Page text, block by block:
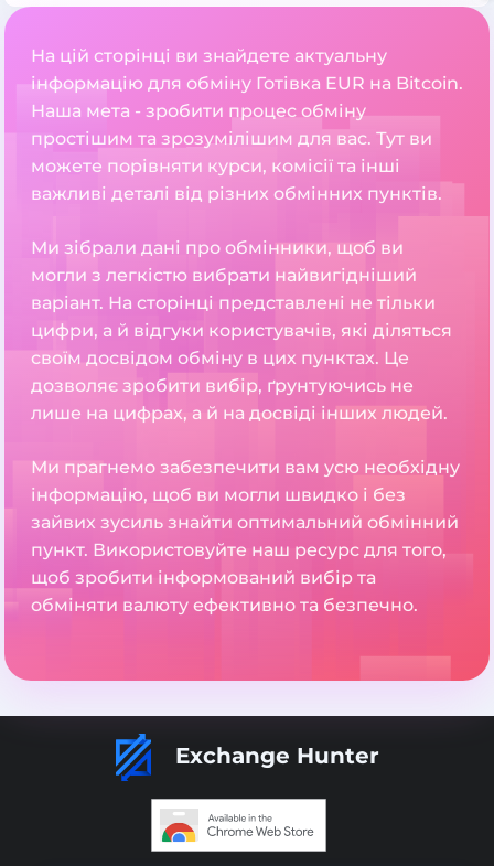
На цій сторінці ви знайдете актуальну
інформацію для обміну Готівка EUR на Bitcoin.
Наша мета - зробити процес обміну
простішим та зрозумілішим для вас. Тут ви
можете порівняти курси, комісії та інші
важливі деталі від різних обмінних пунктів.
Ми зібрали дані про обмінники, щоб ви
могли з легкістю вибрати найвигідніший
варіант. На сторінці представлені не тільки
цифри, а й відгуки користувачів, які діляться
своїм досвідом обміну в цих пунктах. Це
дозволяє зробити вибір, ґрунтуючись не
лише на цифрах, а й на досвіді інших людей.
Ми прагнемо забезпечити вам усю необхідну
інформацію, щоб ви могли швидко і без
зайвих зусиль знайти оптимальний обмінний
пункт. Використовуйте наш ресурс для того,
щоб зробити інформований вибір та
обміняти валюту ефективно та безпечно.
Exchange Hunter